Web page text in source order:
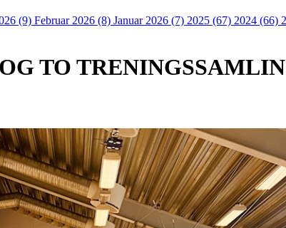
(9) Februar 2026 (8) Januar 2026 (7) 2025 (67) 2024 (66)
TO